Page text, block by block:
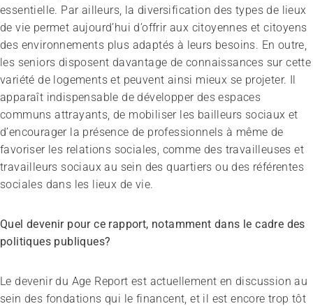
essentielle. Par ailleurs, la diversification des types de lieux
de vie permet aujourd’hui d’offrir aux citoyennes et citoyens
des environnements plus adaptés à leurs besoins. En outre,
les seniors disposent davantage de connaissances sur cette
variété de logements et peuvent ainsi mieux se projeter. Il
apparaît indispensable de développer des espaces
communs attrayants, de mobiliser les bailleurs sociaux et
d’encourager la présence de professionnels à même de
favoriser les relations sociales, comme des travailleuses et
travailleurs sociaux au sein des quartiers ou des référentes
sociales dans les lieux de vie.
Quel devenir pour ce rapport, notamment dans le cadre des
politiques publiques?
Le devenir du Age Report est actuellement en discussion au
sein des fondations qui le financent, et il est encore trop tôt